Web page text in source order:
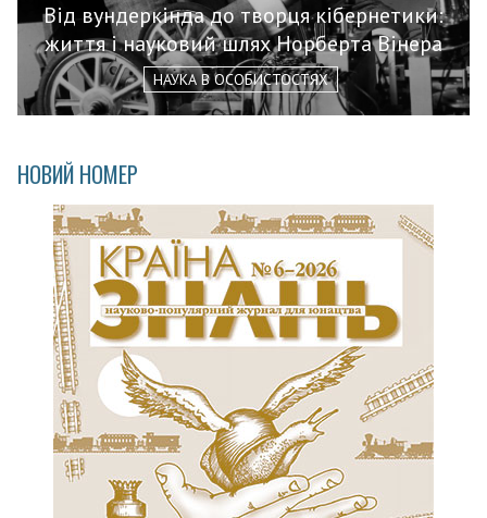
Від вундеркінда до творця кібернетики:
життя і науковий шлях Норберта Вінера
НАУКА В ОСОБИСТОСТЯХ
НОВИЙ НОМЕР